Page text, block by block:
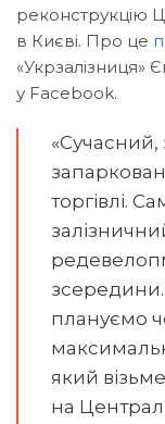
реконструкцію
в Києві. Про це
«Укрзалізниця»
у Facebook.
«Сучасний,
торгівлі.
зсередини.
плануємо
який
на